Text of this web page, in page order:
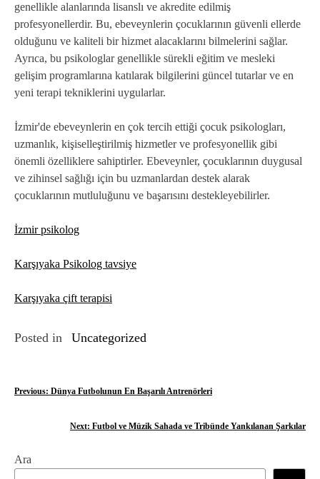
genellikle alanlarında lisanslı ve akredite edilmiş
profesyonellerdir. Bu, ebeveynlerin çocuklarının güvenli ellerde
olduğunu ve kaliteli bir hizmet alacaklarını bilmelerini sağlar.
Ayrıca, bu psikologlar genellikle sürekli eğitim ve mesleki
gelişim programlarına katılarak bilgilerini güncel tutarlar ve en
yeni terapi tekniklerini uygularlar.
İzmir'de ebeveynlerin en çok tercih ettiği çocuk psikologları,
uzmanlık, kişiselleştirilmiş hizmetler ve profesyonellik gibi
önemli özelliklere sahiptirler. Ebeveynler, çocuklarının duygusal
ve zihinsel sağlığı için bu uzmanlardan destek alarak
çocuklarının mutluluğunu ve başarısını destekleyebilirler.
İzmir psikolog
Karşıyaka Psikolog tavsiye
Karşıyaka çift terapisi
Posted in Uncategorized
Y
ı
Previous: Dünya Futbolunun En Başarılı Antrenörleri
Next: Futbol ve Müzik Sahada ve Tribünde Yankılanan Şarkılar
Ara